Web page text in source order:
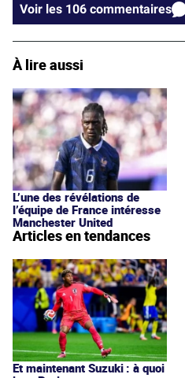
Voir les 106 commentaires
À lire aussi
L’une des révélations de
l’équipe de France intéresse
Manchester United
Articles en tendances
Et maintenant Suzuki : à quoi